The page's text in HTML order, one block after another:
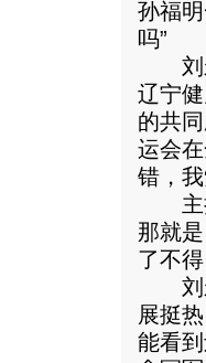
孙福
吗”
刘永
辽宁
的共
运会
错，
主持
那就
了不
刘永
展挺
能看